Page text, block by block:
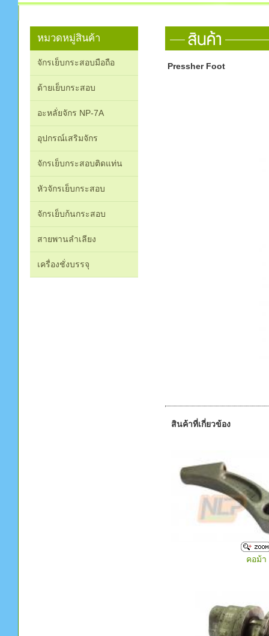
หมวดหมู่สินค้า
จักรเย็บกระสอบมือถือ
ด้ายเย็บกระสอบ
อะหลั่ยจักร NP-7A
อุปกรณ์เสริมจักร
จักรเย็บกระสอบติดแท่น
หัวจักรเย็บกระสอบ
จักรเย็บก้นกระสอบ
สายพานลำเลียง
เครื่องชั่งบรรจุ
Pressher Foot
สินค้าที่เกี่ยวข้อง
คอม้า